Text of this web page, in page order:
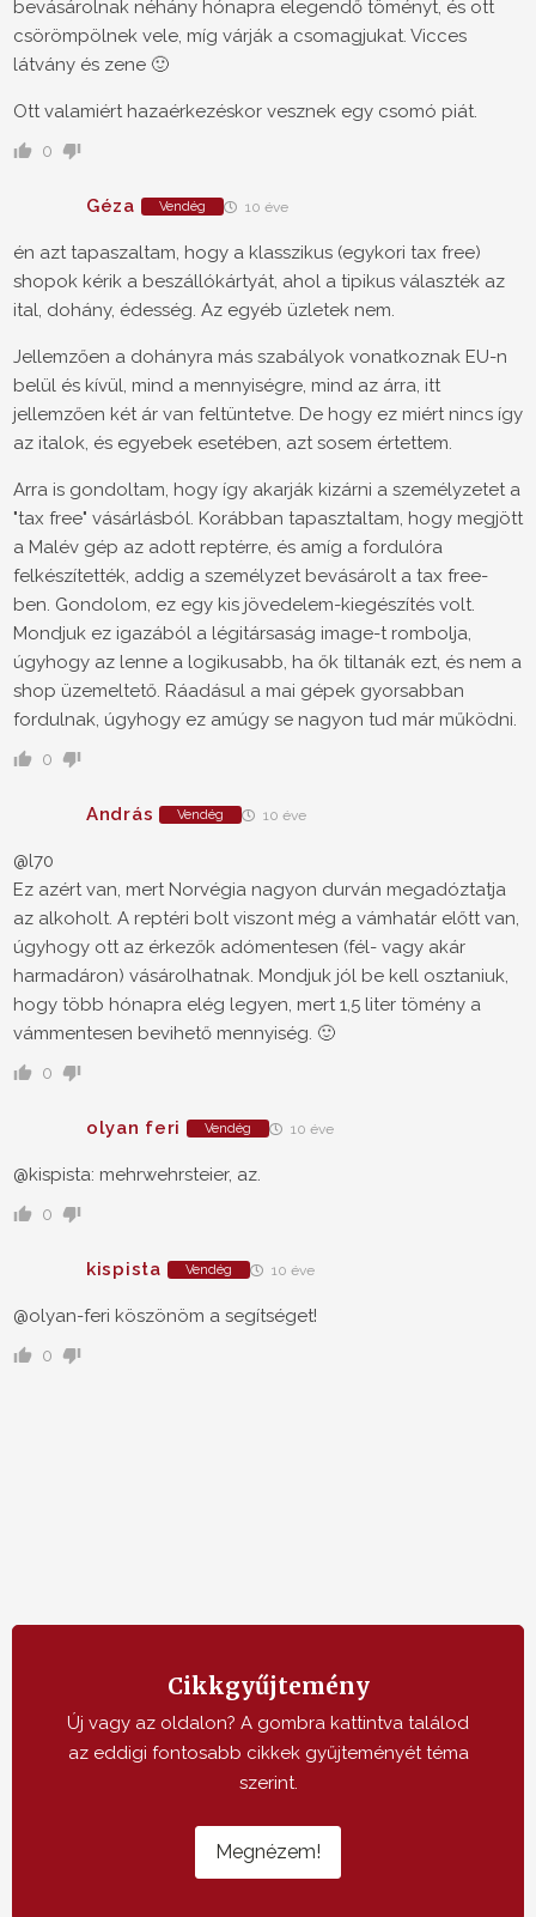
bevásárolnak néhány hónapra elegendő töményt, és ott
csörömpölnek vele, míg várják a csomagjukat. Vicces
látvány és zene 🙂
Ott valamiért hazaérkezéskor vesznek egy csomó piát.
0
Géza Vendég 10 éve
én azt tapaszaltam, hogy a klasszikus (egykori tax free)
shopok kérik a beszállókártyát, ahol a tipikus választék az
ital, dohány, édesség. Az egyéb üzletek nem.
Jellemzően a dohányra más szabályok vonatkoznak EU-n
belül és kívül, mind a mennyiségre, mind az árra, itt
jellemzően két ár van feltüntetve. De hogy ez miért nincs így
az italok, és egyebek esetében, azt sosem értettem.
Arra is gondoltam, hogy így akarják kizárni a személyzetet a
"tax free" vásárlásból. Korábban tapasztaltam, hogy megjött
a Malév gép az adott reptérre, és amíg a fordulóra
felkészítették, addig a személyzet bevásárolt a tax free-
ben. Gondolom, ez egy kis jövedelem-kiegészítés volt.
Mondjuk ez igazából a légitársaság image-t rombolja,
úgyhogy az lenne a logikusabb, ha ők tiltanák ezt, és nem a
shop üzemeltető. Ráadásul a mai gépek gyorsabban
fordulnak, úgyhogy ez amúgy se nagyon tud már működni.
0
András Vendég 10 éve
@l70
Ez azért van, mert Norvégia nagyon durván megadóztatja
az alkoholt. A reptéri bolt viszont még a vámhatár előtt van,
úgyhogy ott az érkezők adómentesen (fél- vagy akár
harmadáron) vásárolhatnak. Mondjuk jól be kell osztaniuk,
hogy több hónapra elég legyen, mert 1,5 liter tömény a
vámmentesen bevihető mennyiség. 🙂
0
olyan feri Vendég 10 éve
@kispista: mehrwehrsteier, az.
0
kispista Vendég 10 éve
@olyan-feri köszönöm a segítséget!
0
Cikkgyűjtemény
Új vagy az oldalon? A gombra kattintva találod
az eddigi fontosabb cikkek gyűjteményét téma
szerint.
Megnézem!